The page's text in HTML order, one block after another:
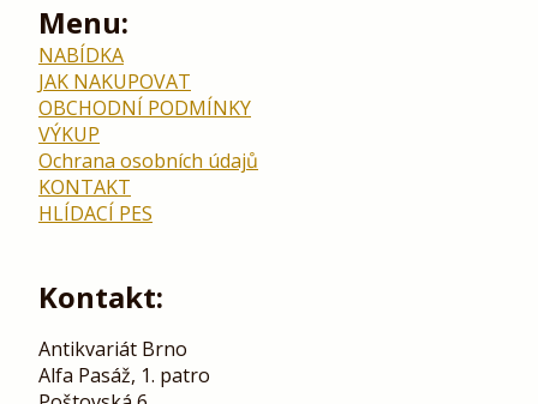
Menu:
NABÍDKA
JAK NAKUPOVAT
OBCHODNÍ PODMÍNKY
VÝKUP
Ochrana osobních údajů
KONTAKT
HLÍDACÍ PES
Kontakt:
Antikvariát Brno
Alfa Pasáž, 1. patro